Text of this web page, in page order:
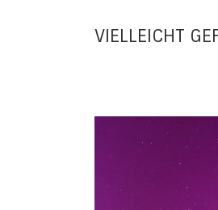
VIELLEICHT